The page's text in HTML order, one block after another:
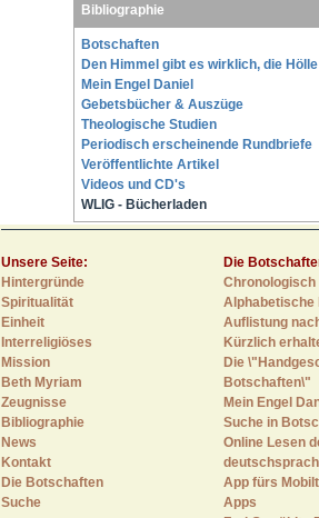
Bibliographie
Botschaften
Den Himmel gibt es wirklich, die
Mein Engel Daniel
Gebetsbücher & Auszüge
Theologische Studien
Periodisch erscheinende Rundbriefe
Veröffentlichte Artikel
Videos und CD's
WLIG - Bücherladen
Unsere Seite:
Hintergründe
Spiritualität
Einheit
Interreligiöses
Mission
Beth Myriam
Zeugnisse
Bibliographie
News
Kontakt
Die Botschaften
Suche
Die
Alphabetische
Auflistung
Kürzlich
Die
Botschaften\"
Mein Engel
Suche in
Online Lesen
App fürs
Apps